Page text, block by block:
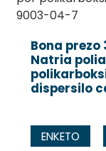
Bona prezo
Natria
dispersilo
ENKETO